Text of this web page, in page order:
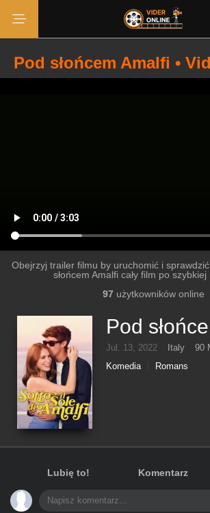
Pod słońcem Amalfi •
Obejrzyj trailer filmu by uruchomić i
słońcem Amalfi cały film po szybkiej
97 użytkowników online
Pod
Jul. 13, 2022 Italy 90
Komedia
Romans
Lubię to! Komentarz